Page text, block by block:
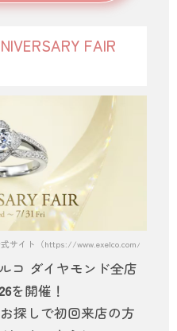
FAIR
サイト（https://www.exelco.com/）
ルコ ダイヤモンド全店
を開催！
探しで初回来店の方